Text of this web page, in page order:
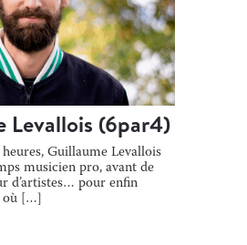
Levallois (6par4)
Guillaume Levallois
musicien pro, avant de
d’artistes… pour enfin
où […]